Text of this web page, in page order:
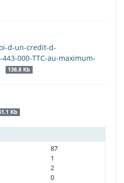
d-un-credit-d-
000-TTC-au-maximum-
138.8 Kb
Kb
87
1
2
0